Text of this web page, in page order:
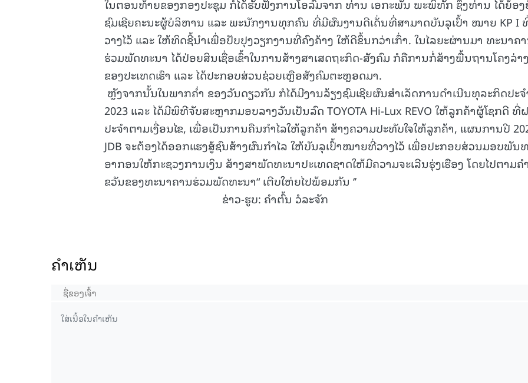
ໃນຕອນທ້າຍຂອງກອງປະຊຸມ ກໍໄດ້ຮັບຟັງການໂອລົມຈາກ ທ່ານ ເອກະພັນ ພະພິທັກ ຊຶ່ງທ່ານ ໄດ້ຍ້ອ
ຊົມເຊີຍຄະນະຜູ້ບໍລິຫານ ແລະ ພະນັກງານທຸກຄົນ ທີ່ມີຜົນງານດີເດັ່ນທີ່ສາມາດບັນລຸເປົ້າ ໝາຍ KP I
ວາງໄວ້ ແລະ ໃຫ້ທິດຊີ້ນໍາເພື່ອປັບປຸງວຽກງານທີ່ຄົງຄ້າງ ໃຫ້ດີຂຶ້ນກວ່າເກົ່າ. ໃນໄລຍະຜ່ານມາ ທະນາຄ
ຮ່ວມພັດທະນາ ໄດ້ປ່ອຍສິນເຊື່ອເຂົ້າໃນການສ້າງສາເສດຖະກິດ-ສັງຄົມ ກໍຄືການກໍ່ສ້າງພື້ນຖານໂຄງລ່າ
ຂອງປະເທດເຮົາ ແລະ ໄດ້ປະກອບສ່ວນຊ່ວຍເຫຼືອສັງຄົມຕະຫຼອດມາ.
ຫຼັງຈາກນັ້ນໃນພາກຄໍ່າ ຂອງວັນດຽວກັນ ກໍໄດ້ມີງານລ້ຽງຊົມເຊີຍຜົນສໍາເລັດການດໍາເນີນທຸລະກິດປະ
2023 ແລະ ໄດ້ມີພິທີຈັບສະຫຼາກມອບລາງວັນເປັນລົດ TOYOTA Hi-Lux REVO ໃຫ້ລູກຄ້າຜູ້ໂຊກດີ ທີ່
ປະຈໍາຕາມເງື່ອນໄຂ, ເພື່ອເປັນການຄືນກໍາໄລໃຫ້ລູກຄ້າ ສ້າງຄວາມປະທັບໃຈໃຫ້ລູກຄ້າ, ແຜນການປີ
JDB ຈະຕ້ອງໄດ້ອອກແຮງສູ້ຊົນສ້າງຜົນກໍາໄລ ໃຫ້ບັນລຸເປົ້າໝາຍທີ່ວາງໄວ້ ເພື່ອປະກອບສ່ວນມອບພັນ
ອາກອນໃຫ້ກະຊວງການເງິນ ສ້າງສາພັດທະນາປະເທດຊາດໃຫ້ມີຄວາມຈະເລີນຮຸ່ງເຮືອງ ໂດຍໄປຕາມຄໍ
ຂວັນຂອງທະນາຄານຮ່ວມພັດທະນາ“ ເຕີບໃຫ່ຍໄປພ້ອມກັນ ‘’
ຂ່າວ-ຮູບ: ຄໍາຕົ້ນ ວໍລະຈັກ
ຄໍາເຫັນ